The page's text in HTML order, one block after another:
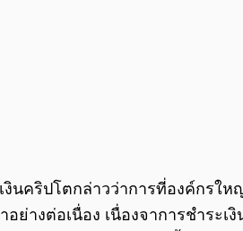
งินคริปโตกล่าวว่าการที่องค์กร
างต่อเนื่อง เนื่องจาการชำระ